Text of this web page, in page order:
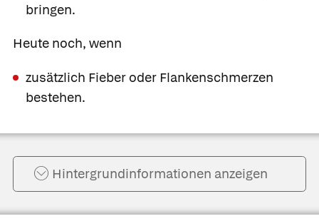
bringen.
Heute noch, wenn
zusätzlich Fieber oder Flankenschmerzen
bestehen.
Hintergrund­informationen anzeigen